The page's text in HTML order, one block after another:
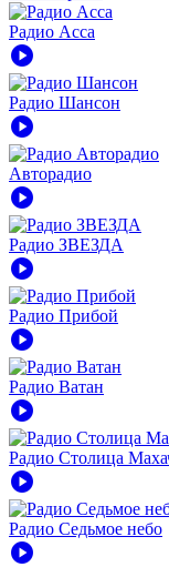
Радио Асса
play_circle
Радио Шансон
play_circle
Авторадио
play_circle
Радио ЗВЕЗДА
play_circle
Радио Прибой
play_circle
Радио Ватан
play_circle
Радио Столица
play_circle
Радио Седьмое небо
play_circle